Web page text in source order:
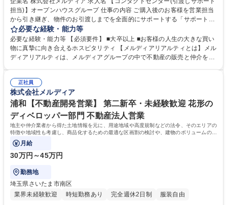
担当)】オープンハウスグループ 仕事の内容 ご購入後のお客様を営業担当
から引き継ぎ、物件のお引渡しまでを全面的にサポートする「サポート担
当」です。お客様が安心してお手続きできるよう、ご満足いただけるサー
ビス・サポートをご提供する仕事です。 ■契約締結への立ち合い、サポー
ト。 ■住宅ローン申し込みに関する書類作成サポートや手続き案内。 ■不
動産登記に関する書類手配、火災保険の手配サポート。 ■鍵のお引渡し、
クトセンター(引渡しサポート担当)】オープンハウスグループ
必要な経験・能力等
必要な経験・能力等 【必須要件】 ■大卒以上 ■お客様の人生の大きな買い
物に真摯に向き合えるホスピタリティ 【メルディアリアルティとは】メル
ディアリアルティは、メルディアグループの中で不動産の販売と仲介を担
ループで培った豊富なノウハウと物件情報を活かし、お客様の理想の住ま
い探しや資産形成をサポートする不動産のプロフェッショナル集団です。
学歴・資格 学歴：大学院 大学 高専 短大 語学力： 資格：
正社員
株式会社メルディア
浦和【不動産開発営業】 第二新卒・未経験歓迎 花形の
ディベロッパー部門 不動産法人営業
地主や仲介業者から得た土地情報を元に、用途地域や高度規制などの法令、そのエリアの
特徴や地域性も考慮し、商品化するための最適な区画割の検討や、建物のボリュームの検
討をします。
月給
30万円～45万円
勤務地
埼玉県さいたま市南区
業界未経験歓迎
時短勤務あり 完全週休2日制 服装自由